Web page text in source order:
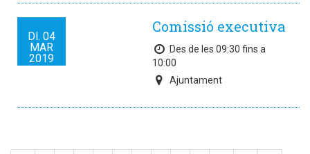
Dl. 04
MAR
2019
Comissió executiva
Des de les 09:30 fins a
10:00
Ajuntament